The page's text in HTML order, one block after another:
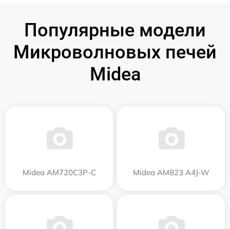
Популярные модели
Микроволновых печей
Midea
Midea AM720C3P-C Midea AM823 A4J-W